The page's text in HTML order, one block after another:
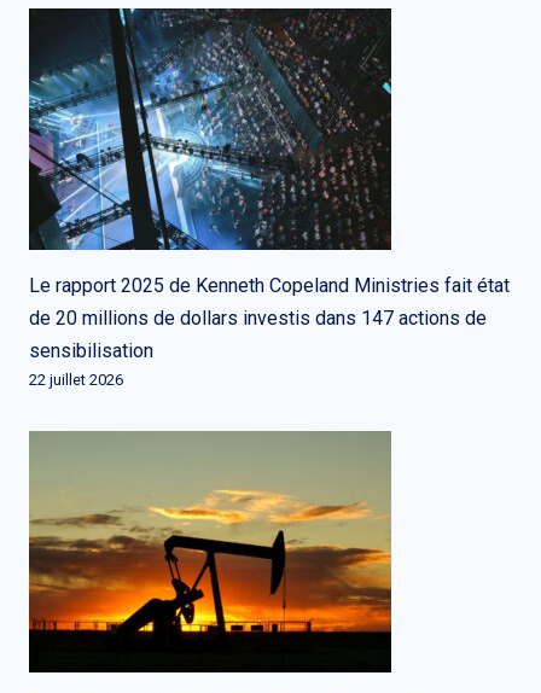
Le rapport 2025 de Kenneth Copeland Ministries fait état
de 20 millions de dollars investis dans 147 actions de
sensibilisation
22 juillet 2026